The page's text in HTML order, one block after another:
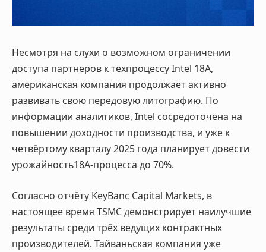
Несмотря на слухи о возможном ограничении
доступа партнёров к техпроцессу Intel 18A,
американская компания продолжает активно
развивать свою передовую литографию. По
информации аналитиков, Intel сосредоточена на
повышении доходности производства, и уже к
четвёртому кварталу 2025 года планирует довести
урожайность18A-процесса до 70%.
Согласно отчёту KeyBanc Capital Markets, в
настоящее время TSMC демонстрирует наилучшие
результаты среди трёх ведущих контрактных
производителей. Тайваньская компания уже